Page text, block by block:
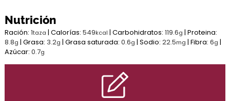
Nutrición
Ración:1taza |Calorías:549kcal |Carbohidratos:119.6g |Proteina:
8.8g |Grasa: 3.2g |Grasa saturada:0.6g |Sodio:22.5mg |Fibra:6g |
Azúcar:0.7g